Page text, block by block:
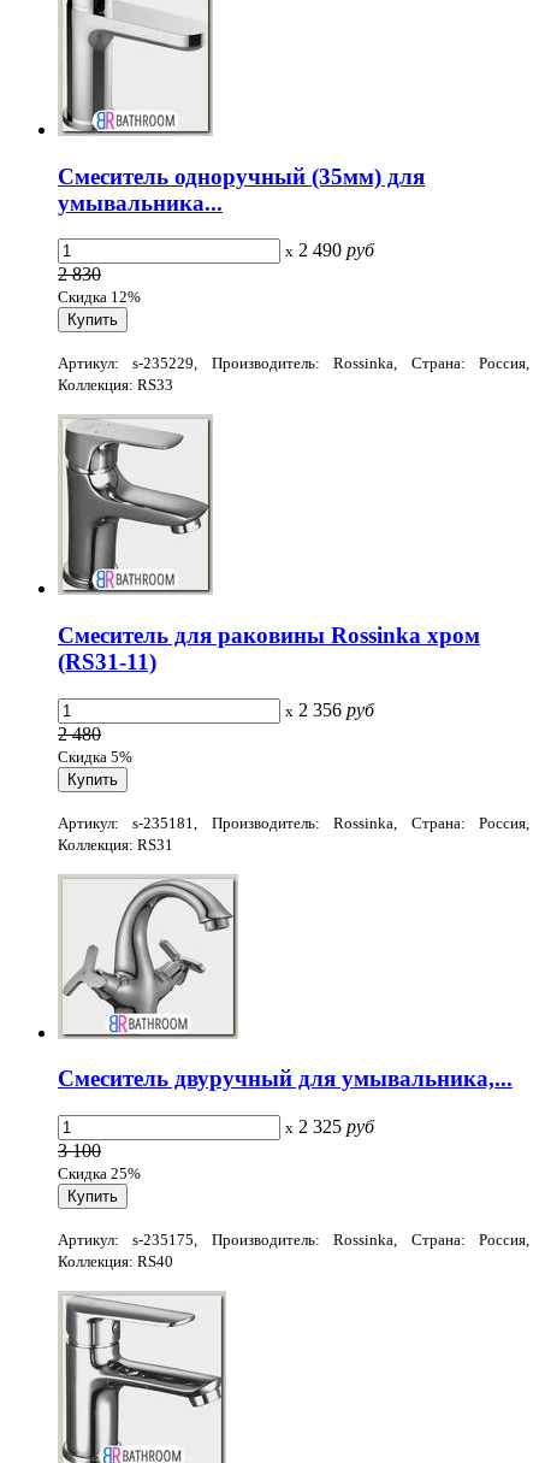
Смеситель одноручный (35мм) для
умывальника...
x 2 490 руб
2 830
Скидка 12%
Артикул: s-235229, Производитель: Rossinka, Страна: Россия,
Коллекция: RS33
Смеситель для раковины Rossinka хром
(RS31-11)
x 2 356 руб
2 480
Скидка 5%
Артикул: s-235181, Производитель: Rossinka, Страна: Россия,
Коллекция: RS31
Смеситель двуручный для умывальника,...
x 2 325 руб
3 100
Скидка 25%
Артикул: s-235175, Производитель: Rossinka, Страна: Россия,
Коллекция: RS40